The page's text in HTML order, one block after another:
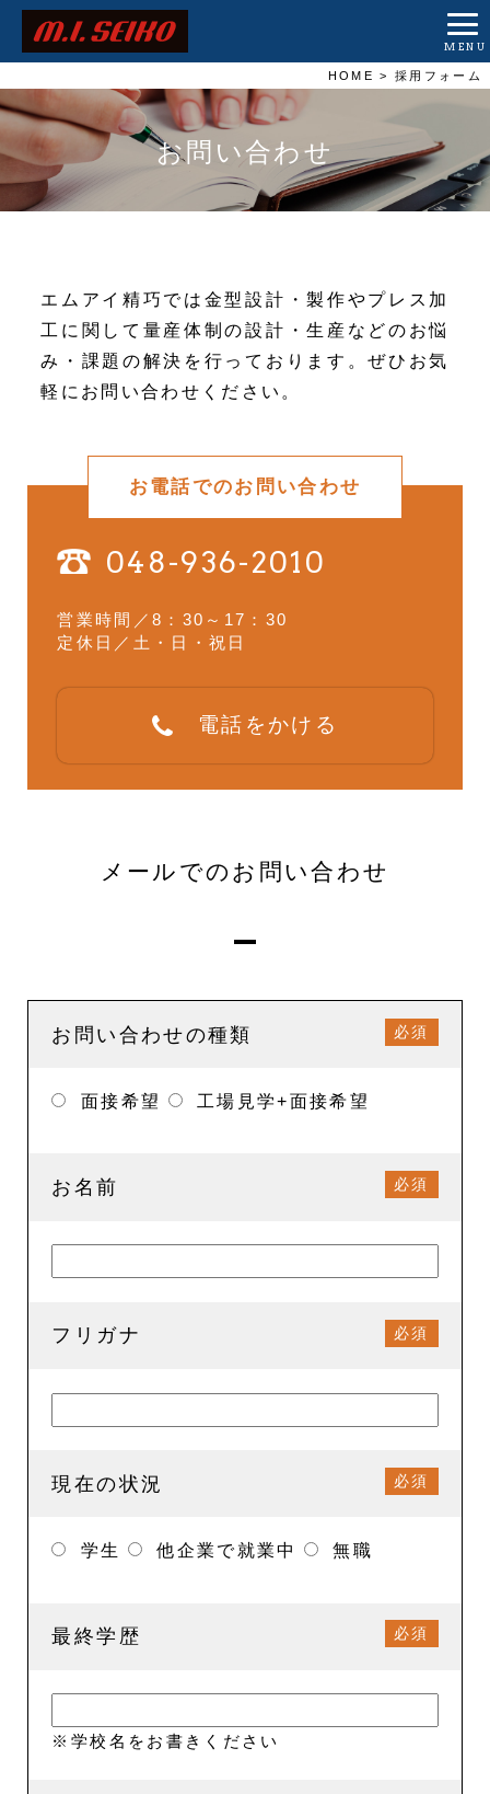
MENU
HOME > 採用フォーム
お問い合わせ
エムアイ精巧では金型設計・製作やプレス加
工に関して 量産体制の設計・生産などのお悩
み・課題の解決を行っております。ぜひお気
軽にお問い合わせください。
お電話でのお問い合わせ
048-936-2010
営業時間／8：30～17：30
定休日／土・日・祝日
電話をかける
メールでのお問い合わせ
お問い合わせの種類 必須
面接希望 工場見学+面接希望
お名前 必須
フリガナ 必須
現在の状況 必須
学生 他企業で就業中 無職
最終学歴 必須
※学校名をお書きください